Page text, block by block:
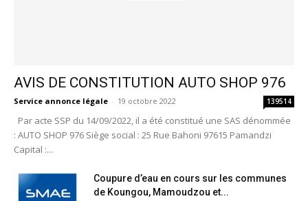
AVIS DE CONSTITUTION AUTO SHOP 976
Service annonce légale - 19 octobre 2022 139514
Par acte SSP du 14/09/2022, il a été constitué une SAS dénommée
: AUTO SHOP 976 Siège social : 25 Rue Bahoni 97615 Pamandzi
Capital :...
Coupure d’eau en cours sur les communes
de Koungou, Mamoudzou et...